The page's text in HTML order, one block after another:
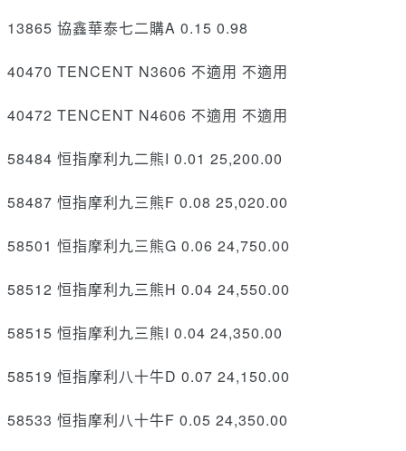
13865 協鑫華泰七二購A 0.15 0.98
40470 TENCENT N3606 不適用 不適用
40472 TENCENT N4606 不適用 不適用
58484 恒指摩利九二熊I 0.01 25,200.00
58487 恒指摩利九三熊F 0.08 25,020.00
58501 恒指摩利九三熊G 0.06 24,750.00
58512 恒指摩利九三熊H 0.04 24,550.00
58515 恒指摩利九三熊I 0.04 24,350.00
58519 恒指摩利八十牛D 0.07 24,150.00
58533 恒指摩利八十牛F 0.05 24,350.00